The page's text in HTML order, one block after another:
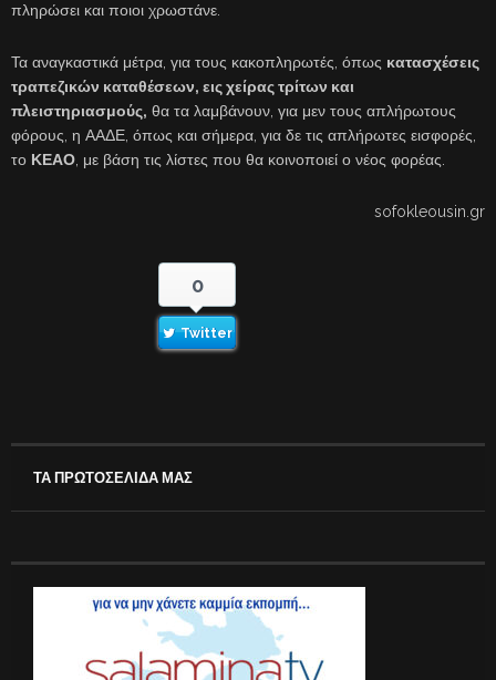
πληρώσει και ποιοι χρωστάνε.
Τα αναγκαστικά μέτρα, για τους κακοπληρωτές, όπως κατασχέσεις
τραπεζικών καταθέσεων, εις χείρας τρίτων και
πλειστηριασμούς, θα τα λαμβάνουν, για μεν τους απλήρωτους
φόρους, η ΑΑΔΕ, όπως και σήμερα, για δε τις απλήρωτες εισφορές,
το ΚΕΑΟ , με βάση τις λίστες που θα κοινοποιεί ο νέος φορέας.
sofokleousin.gr
0
Twitter
ΤΑ ΠΡΩΤΟΣΕΛΙΔΑ ΜΑΣ